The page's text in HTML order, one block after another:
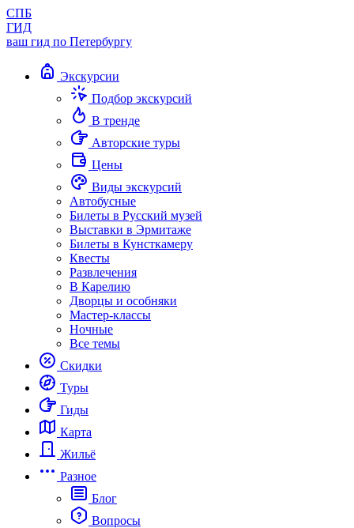
СПБ
ГИД
ваш гид по Петербургу
Экскурсии
Подбор экскурсий
В тренде
Авторские туры
Цены
Виды экскурсий
Автобусные
Билеты в Русский музей
Выставки в Эрмитаже
Билеты в Кунсткамеру
Квесты
Развлечения
В Карелию
Дворцы и особняки
Мастер-классы
Ночные
Все темы
Скидки
Туры
Гиды
Карта
Жильё
Разное
Блог
Вопросы